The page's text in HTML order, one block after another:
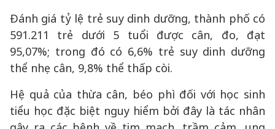
Đánh giá tỷ lệ trẻ suy dinh dưỡng, thành phố có
591.211 trẻ dưới 5 tuổi được cân, đo, đạt
95,07%; trong đó có 6,6% trẻ suy dinh dưỡng
thể nhẹ cân, 9,8% thể thấp còi.
Hệ quả của thừa cân, béo phì đối với học sinh
tiểu học đặc biệt nguy hiểm bởi đây là tác nhân